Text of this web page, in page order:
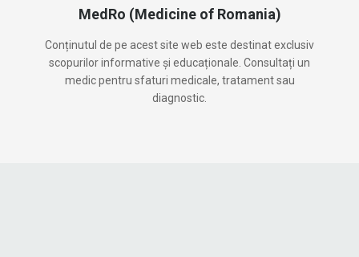
MedRo (Medicine of Romania)
Conținutul de pe acest site web este destinat exclusiv
scopurilor informative și educaționale. Consultați un
medic pentru sfaturi medicale, tratament sau
diagnostic.